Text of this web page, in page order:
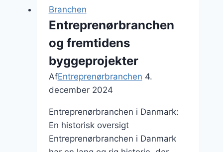
byggeri
Branchen
Entreprenørbranchen
og fremtidens
byggeprojekter
AfEntreprenørbranchen 4.
december 2024
Entreprenørbranchen i Danmark:
En historisk oversigt
Entreprenørbranchen i Danmark